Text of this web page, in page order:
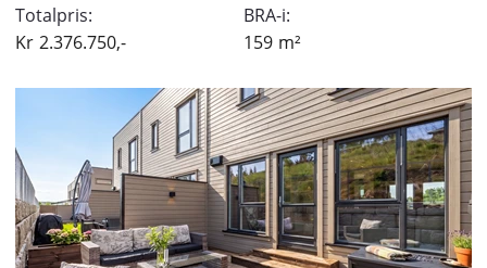
Totalpris:
Kr 2.376.750,-
BRA-i:
159 m²